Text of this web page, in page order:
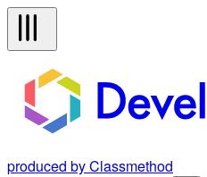
produced by Classmethod